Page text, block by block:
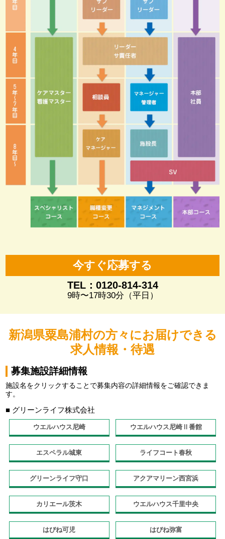
今すぐ応募する
TEL：0120-814-314
9時〜17時30分（平日）
新潟県粟島浦村の方々にお届けできる
求人情報・待遇
募集施設詳細情報
施設名をクリックすることで募集内容の詳細情報をご確認できま
す。
■ グリーンライフ株式会社
ウエルハウス尼崎 ウエルハウス尼崎Ⅱ番館
エスペラル城東 ライフコート春秋
グリーンライフ守口 アクアマリーン西宮浜
カリエール茨木 ウエルハウス千里中央
はぴね可児 はぴね弥富